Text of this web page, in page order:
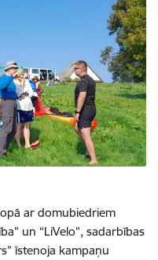
ar domubiedriem
un “LiVelo”, sadarbības
īstenoja kampaņu